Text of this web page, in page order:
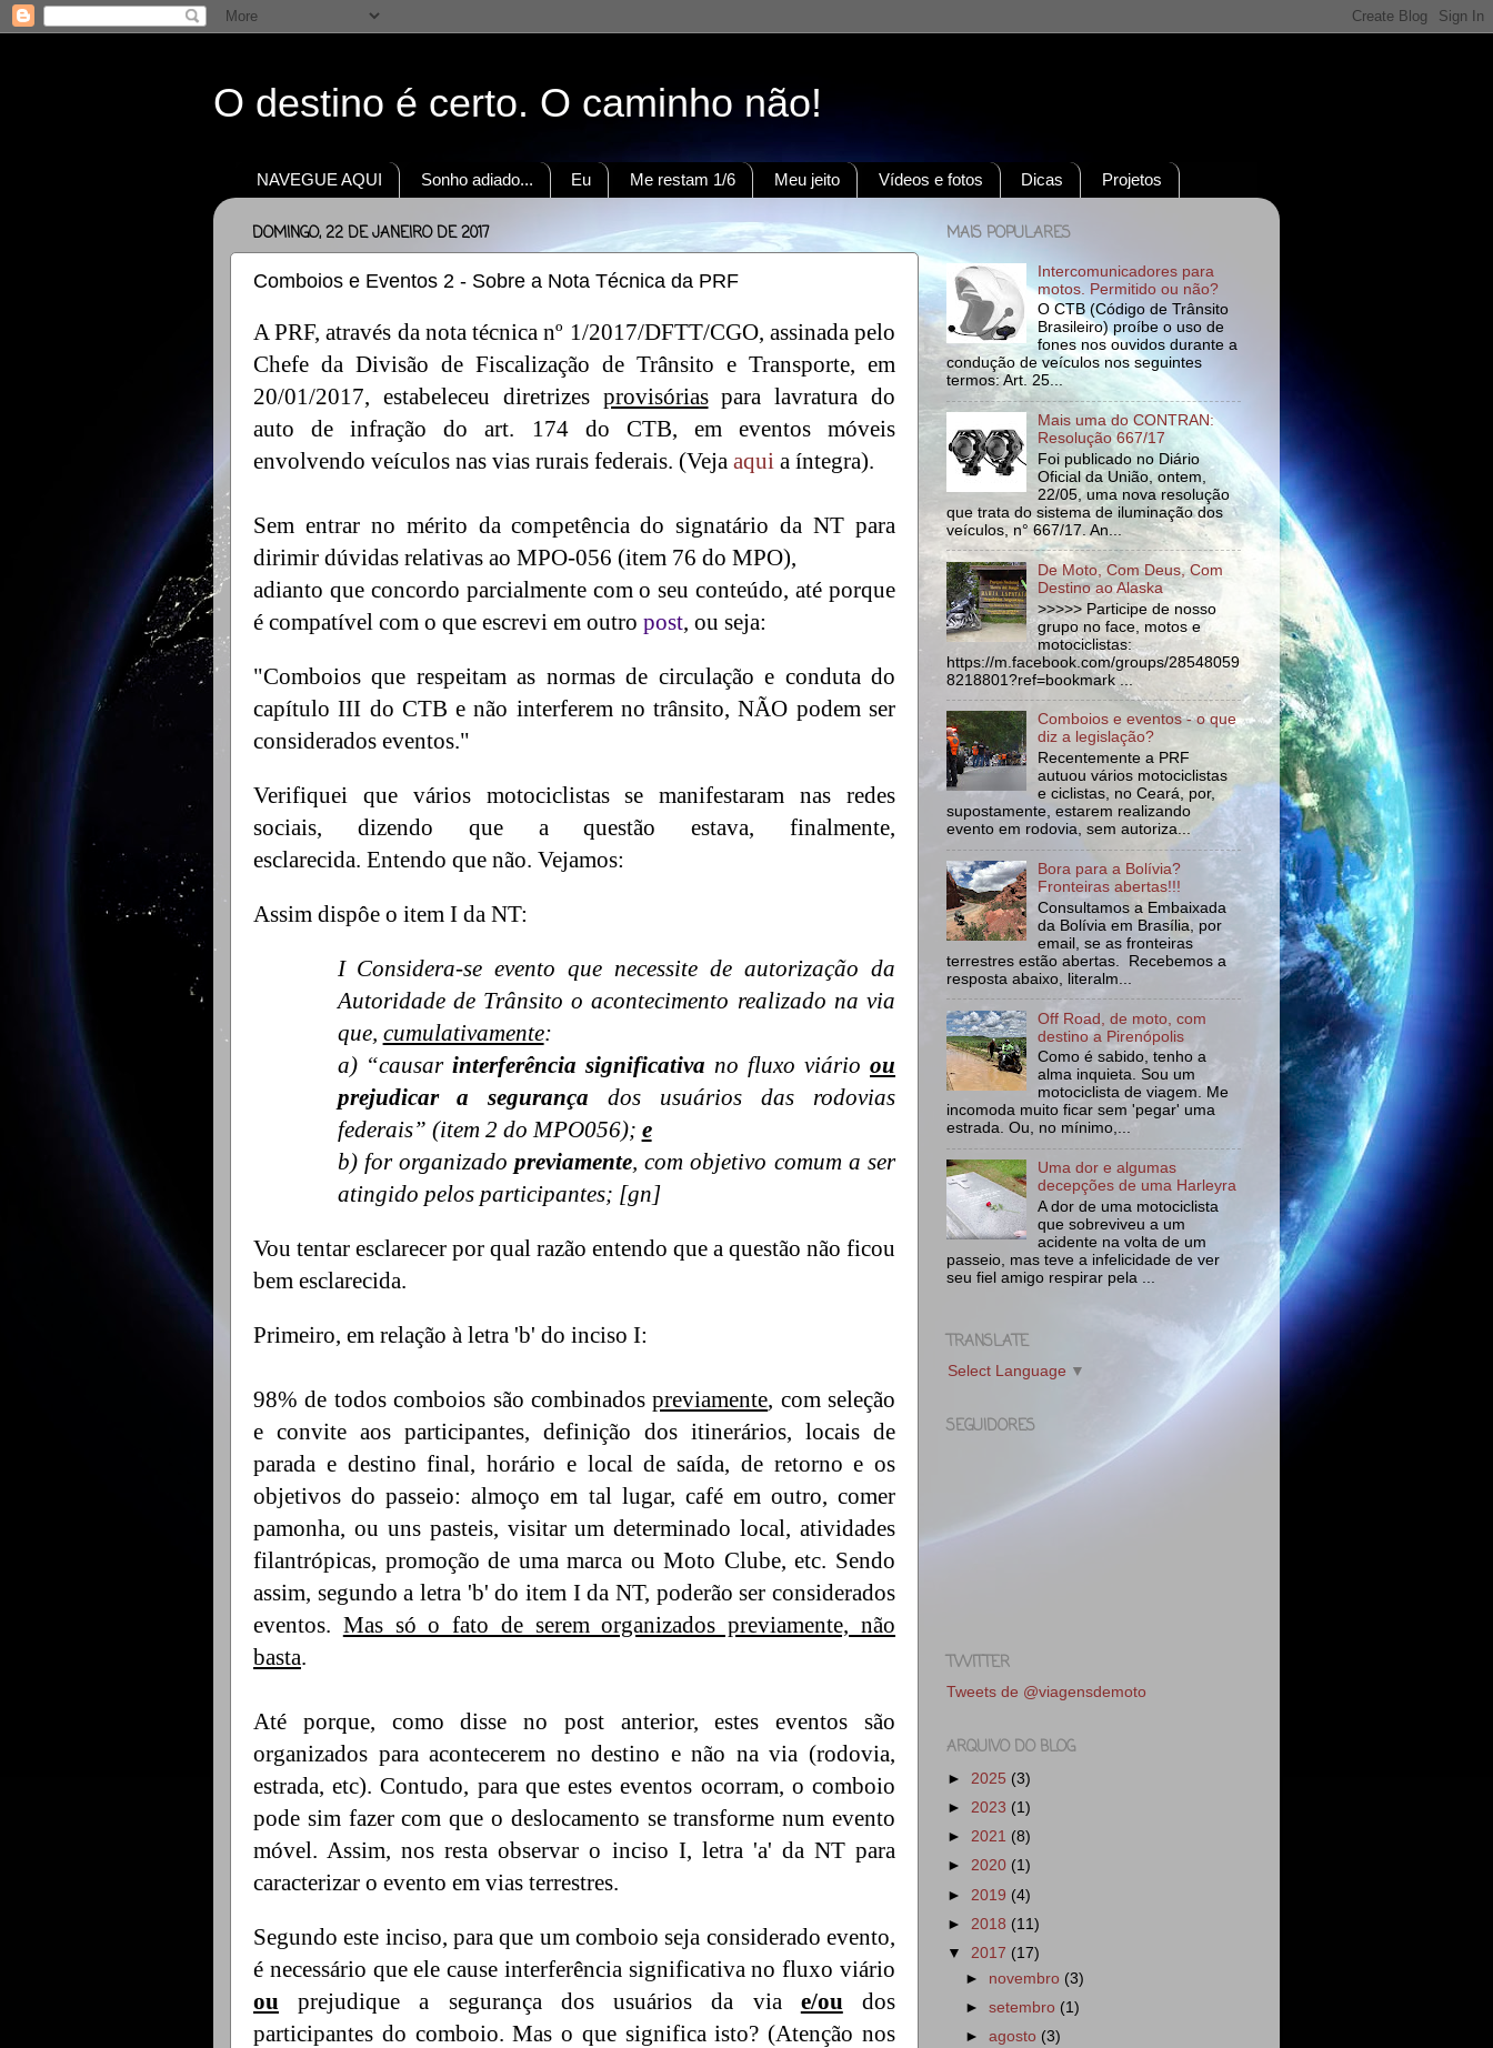
O destino é certo. O caminho não!
NAVEGUE AQUI Sonho adiado... Eu Me restam 1/6 Meu jeito Vídeos e fotos Dicas Projetos
DOMINGO, 22 DE JANEIRO DE 2017
Comboios e Eventos 2 - Sobre a Nota Técnica da PRF
A PRF, através da nota técnica nº 1/2017/DFTT/CGO, assinada pelo
Chefe da Divisão de Fiscalização de Trânsito e Transporte, em
20/01/2017, estabeleceu diretrizes provisóriaspara lavratura do
auto de infração do art. 174 do CTB, em eventos móveis
envolvendo veículos nas vias rurais federais. (Veja aqui a íntegra).
Sem entrar no mérito da competência do signatário da NT para
dirimir dúvidas relativas ao MPO-056 (item 76 do MPO),
adianto que concordo parcialmente com o seu conteúdo, até porque
é compatível com o que escrevi em outro post, ou seja:
"Comboios que respeitam as normas de circulação e conduta do
capítulo III do CTB e não interferem no trânsito, NÃO podem ser
considerados eventos."
Verifiquei que vários motociclistas se manifestaram nas redes
sociais, dizendo que a questão estava, finalmente,
esclarecida. Entendo que não. Vejamos:
Assim dispôe o item I da NT:
I Considera-se evento que necessite de autorização da
Autoridade de Trânsito o acontecimento realizado na via
que, cumulativamente:
a) “causarinterferência significativa no fluxo viárioou
prejudicar a segurança dos usuários das rodovias
federais” (item 2 do MPO056); e
b) for organizadopreviamente, com objetivo comum a ser
atingido pelos participantes; [gn]
Vou tentar esclarecer por qual razão entendo que a questão não ficou
bem esclarecida.
Primeiro, em relação à letra 'b' do inciso I:
98% de todos comboios são combinadospreviamente, com seleção
e convite aos participantes, definição dos itinerários, locais de
parada e destino final, horário e local de saída, de retorno e os
objetivos do passeio: almoço em tal lugar, café em outro, comer
pamonha, ou uns pasteis, visitar um determinado local, atividades
filantrópicas, promoção de uma marca ou Moto Clube, etc. Sendo
assim, segundo a letra 'b' do item I da NT, poderão ser considerados
eventos. Mas só o fato de serem organizados previamente, não
basta.
Até porque, como disse no post anterior, estes eventos são
organizados para acontecerem no destino e não na via (rodovia,
estrada, etc). Contudo, para que estes eventos ocorram, o comboio
pode sim fazer com que o deslocamento se transforme num evento
móvel. Assim, nos resta observar o inciso I, letra 'a' da NT para
caracterizar o evento em vias terrestres.
Segundo este inciso, para que um comboio seja considerado evento,
é necessário que ele cause interferência significativa no fluxo viário
ou prejudique a segurança dos usuários da via e/ou dos
participantes do comboio. Mas o que significa isto? (Atenção nos
MAIS POPULARES
Intercomunicadores para
motos. Permitido ou não?
O CTB (Código de Trânsito
Brasileiro) proíbe o uso de
fones nos ouvidos durante a
condução de veículos nos seguintes
termos: Art. 25...
Mais uma do CONTRAN:
Resolução 667/17
Foi publicado no Diário
Oficial da União, ontem,
22/05, uma nova resolução
que trata do sistema de iluminação dos
veículos, n° 667/17. An...
De Moto, Com Deus, Com
Destino ao Alaska
>>>>> Participe de nosso
grupo no face, motos e
motociclistas:
https://m.facebook.com/groups/28548059
8218801?ref=bookmark ...
Comboios e eventos - o que
diz a legislação?
Recentemente a PRF
autuou vários motociclistas
e ciclistas, no Ceará, por,
supostamente, estarem realizando
evento em rodovia, sem autoriza...
Bora para a Bolívia?
Fronteiras abertas!!!
Consultamos a Embaixada
da Bolívia em Brasília, por
email, se as fronteiras
terrestres estão abertas. Recebemos a
resposta abaixo, literalm...
Off Road, de moto, com
destino a Pirenópolis
Como é sabido, tenho a
alma inquieta. Sou um
motociclista de viagem. Me
incomoda muito ficar sem 'pegar' uma
estrada. Ou, no mínimo,...
Uma dor e algumas
decepções de uma Harleyra
A dor de uma motociclista
que sobreviveu a um
acidente na volta de um
passeio, mas teve a infelicidade de ver
seu fiel amigo respirar pela ...
TRANSLATE
Select Language ▼
SEGUIDORES
TWITTER
Tweets de @viagensdemoto
ARQUIVO DO BLOG
► 2025 (3)
► 2023 (1)
► 2021 (8)
► 2020 (1)
► 2019 (4)
► 2018 (11)
▼ 2017 (17)
► novembro (3)
►setembro (1)
►agosto (3)